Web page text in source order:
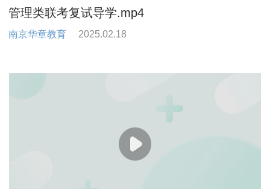
管理类联考复试导学.mp4
南京华章教育 2025.02.18